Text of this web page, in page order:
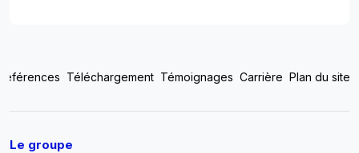
Téléchargement Témoignages Carrière Plan du site
Le groupe